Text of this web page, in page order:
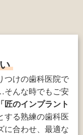
つけの歯科医院で
そんな時でもご安
「匠のインプラント
する熟練の歯科医
に合わせ、最適な